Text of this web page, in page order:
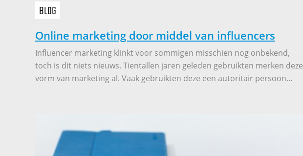
BLOG
Online marketing door middel van influencers
Influencer marketing klinkt voor sommigen misschien nog onbekend,
toch is dit niets nieuws. Tientallen jaren geleden gebruikten merken deze
vorm van marketing al. Vaak gebruikten deze een autoritair persoon...